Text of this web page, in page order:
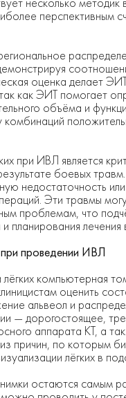
перспективным
оценка делает
как ЭИТ помогает
объёма и
при ИВЛ является
боевых
недостаточность
Эти травмы
проблемам, что
и планирования
проведении ИВЛ
компьютерная
оценить
альвеол и
— дорогостоящее,
аппарата КТ, а
причин, по которым
лёгких в
остаются самым